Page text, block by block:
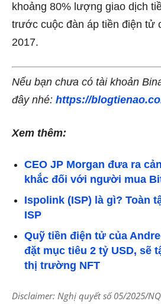
khoảng 80% lượng giao dịch
trước cuộc đàn áp tiền điện tử
2017.
Nếu bạn chưa có tài khoản
đây nhé: https://
Xem thêm:
CEO JP Morgan đưa ra
khắc đối với người mua
Ispolink (ISP) là gì? Toàn
ISP
Quỹ tiền điện tử của
đặt mục tiêu 2 tỷ USD, sẽ
thị trường NFT
Disclaimer: Nghị quyết số 05/2025/